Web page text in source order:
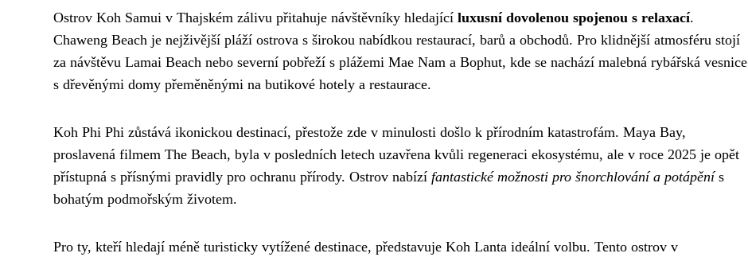
Ostrov Koh Samui v Thajském zálivu přitahuje návštěvníky hledající luxusní dovolenou spojenou s relaxací.
Chaweng Beach je nejživější pláží ostrova s širokou nabídkou restaurací, barů a obchodů. Pro klidnější atmosféru stojí
za návštěvu Lamai Beach nebo severní pobřeží s plážemi Mae Nam a Bophut, kde se nachází malebná rybářská vesnice
s dřevěnými domy přeměněnými na butikové hotely a restaurace.
Koh Phi Phi zůstává ikonickou destinací, přestože zde v minulosti došlo k přírodním katastrofám. Maya Bay,
proslavená filmem The Beach, byla v posledních letech uzavřena kvůli regeneraci ekosystému, ale v roce 2025 je opět
přístupná s přísnými pravidly pro ochranu přírody. Ostrov nabízí fantastické možnosti pro šnorchlování a potápěnís
bohatým podmořským životem.
Pro ty, kteří hledají méně turisticky vytížené destinace, představuje Koh Lanta ideální volbu. Tento ostrov v